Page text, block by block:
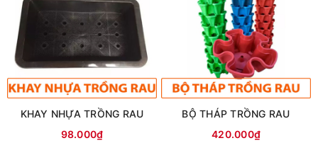
KHAY NHỰA TRỒNG RAU
98.000₫
BỘ THÁP TRỒNG RAU
420.000₫